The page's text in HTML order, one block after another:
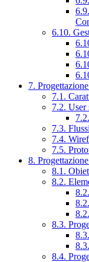
6.10.
7.
7.1.
7.2. User
7.3.
7.4.
7.5.
8.
8.1.
8.2.
8.3.
8.4.